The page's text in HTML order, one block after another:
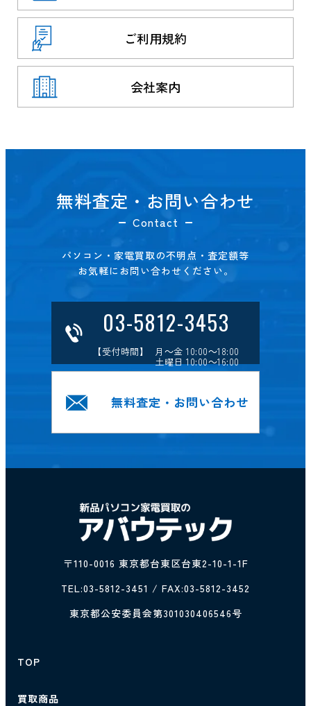
ご利用規約
会社案内
無料査定・お問い合わせ
Contact
パソコン・家電買取の不明点・査定額等
お気軽にお問い合わせください。
03-5812-3453
【受付時間】 月～金 10:00～18:00
土曜日 10:00～16:00
無料査定・お問い合わせ
〒110-0016 東京都台東区台東2-10-1-1F
TEL:03-5812-3451 / FAX:03-5812-3452
東京都公安委員会第301030406546号
TOP
買取商品